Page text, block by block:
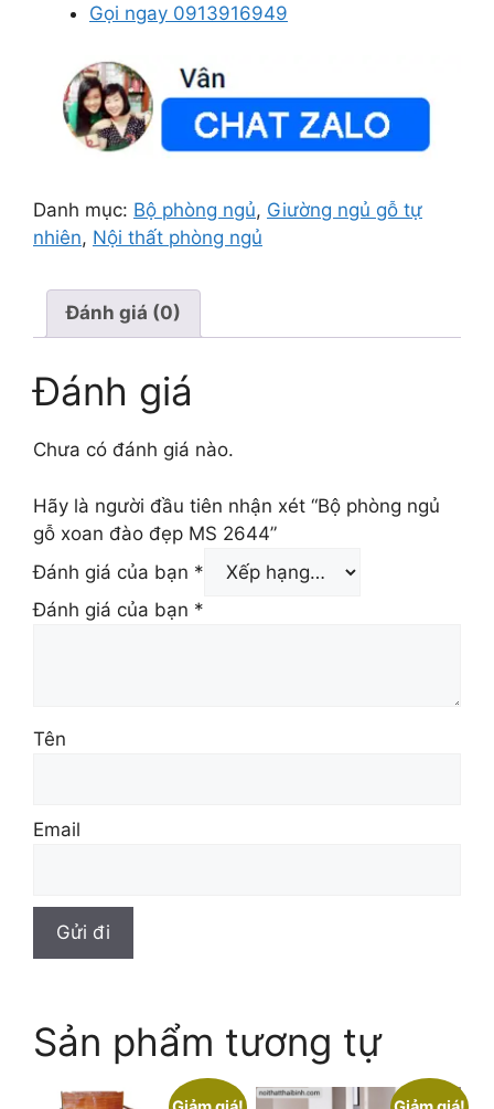
Gọi ngay 0913916949
Danh mục: Bộ phòng ngủ, Giường ngủ gỗ tự
nhiên, Nội thất phòng ngủ
Đánh giá (0)
Đánh giá
Chưa có đánh giá nào.
Hãy là người đầu tiên nhận xét “Bộ phòng ngủ
gỗ xoan đào đẹp MS 2644”
Đánh giá của bạn *
Đánh giá của bạn *
Tên
Email
Sản phẩm tương tự